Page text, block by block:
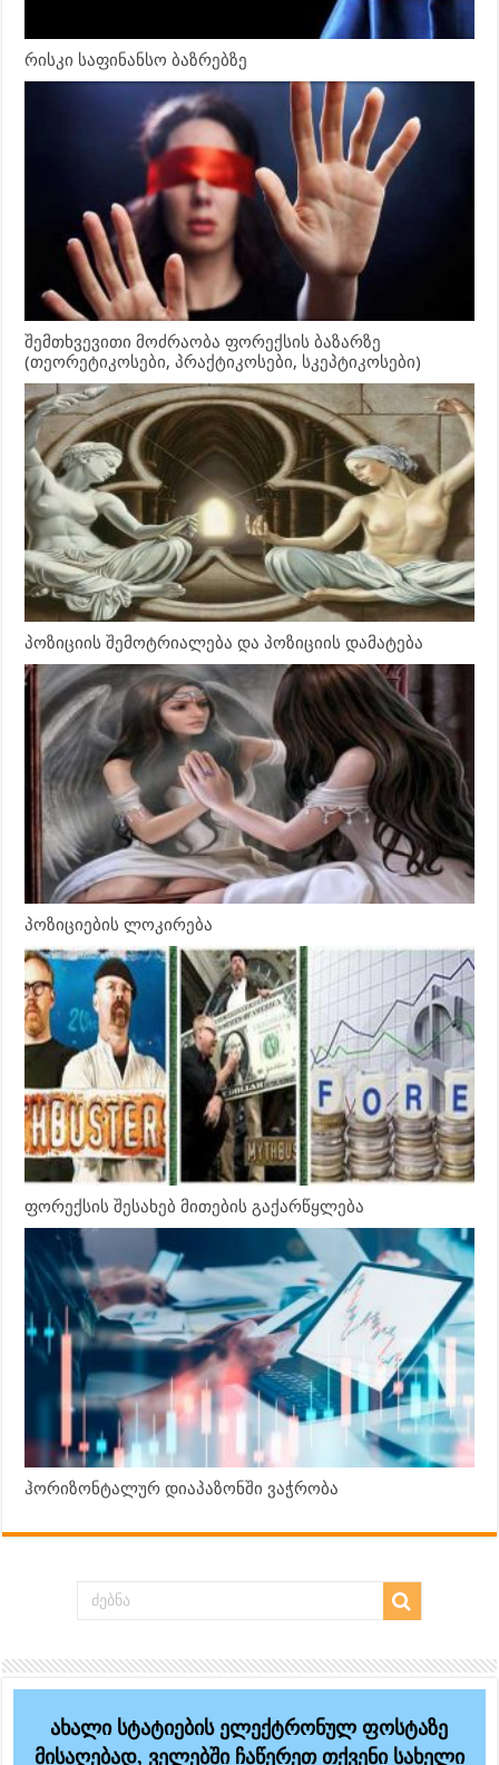
რისკი საფინანსო ბაზრებზე
შემთხვევითი მოძრაობა ფორექსის ბაზარზე
(თეორეტიკოსები, პრაქტიკოსები, სკეპტიკოსები)
პოზიციის შემოტრიალება და პოზიციის დამატება
პოზიციების ლოკირება
ფორექსის შესახებ მითების გაქარწყლება
ჰორიზონტალურ დიაპაზონში ვაჭრობა
ახალი სტატიების ელექტრონულ ფოსტაზე
მისაღებად, ველებში ჩაწერეთ თქვენი სახელი